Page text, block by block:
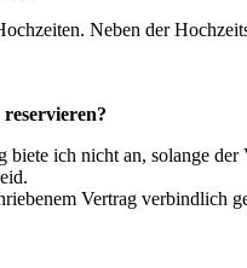
Neben der
ich nicht an, solange
Vertrag verbindlich